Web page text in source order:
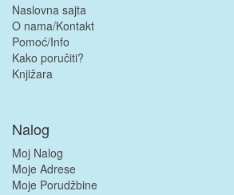
Naslovna sajta
O nama/Kontakt
Pomoć/Info
Kako poručiti?
Knjižara
Nalog
Moj Nalog
Moje Adrese
Moje Porudžbine